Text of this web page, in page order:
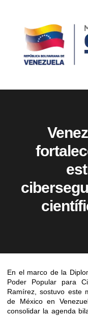
En el marco de la
Poder Popular para
Ramírez, sostuvo este
de México en
consolidar la agenda